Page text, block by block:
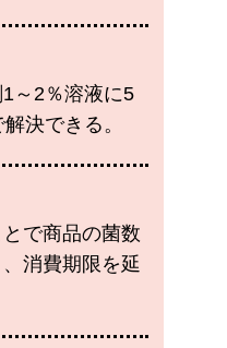
～2％溶液に5
決できる。
で商品の菌数
消費期限を延